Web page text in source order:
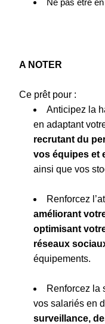
Ne pas être
A NOTER
Ce prêt pour :
Anticipez la
en adaptant
recrutant du
vos équipes et
ainsi que vos
Renforcez
améliorant
optimisant
réseaux
équipements.
Renforcez la
vos salariés en
surveillance,